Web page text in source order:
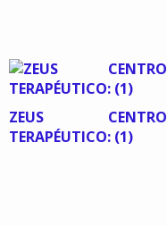
ZEUS CENTRO
TERAPÉUTICO: (1)